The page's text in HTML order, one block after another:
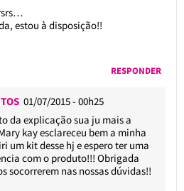
estou à disposição!!
RESPONDER
01/07/2015 - 00h25
da explicação sua ju mais a
kay esclareceu bem a minha
um kit desse hj e espero ter uma
com o produto!!! Obrigada
socorrerem nas nossas dúvidas!!